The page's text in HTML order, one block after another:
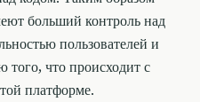
больший контроль над
пользователей и
того, что происходит с
платформе.